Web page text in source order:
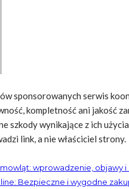
sponsorowanych serwis
kompletność ani jakość
szkody wynikające z ich
link, a nie właściciel strony.
wprowadzenie, objawy
Bezpieczne i wygodne